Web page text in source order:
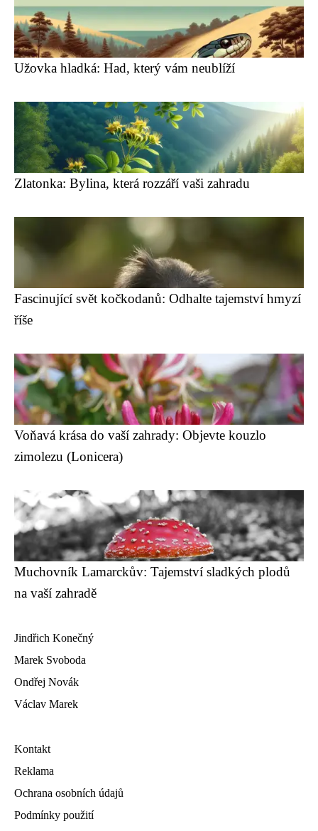
Užovka hladká: Had, který vám neublíží
Zlatonka: Bylina, která rozzáří vaši zahradu
Fascinující svět kočkodanů: Odhalte tajemství hmyzí
říše
Voňavá krása do vaší zahrady: Objevte kouzlo
zimolezu (Lonicera)
Muchovník Lamarckův: Tajemství sladkých plodů
na vaší zahradě
Jindřich Konečný
Marek Svoboda
Ondřej Novák
Václav Marek
Kontakt
Reklama
Ochrana osobních údajů
Podmínky použití